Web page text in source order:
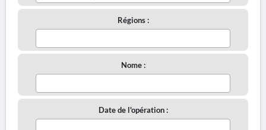
Régions :
Nome :
Date de l'opération :